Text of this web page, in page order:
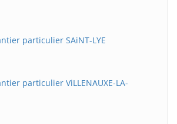
particulier SAiNT-LYE
particulier ViLLENAUXE-LA-